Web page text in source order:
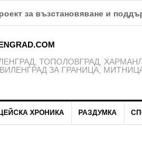
за възстановяване и
ТОПОЛОВГРАД,
ЗА ГРАНИЦА,
ХРОНИКА РАЗДУМКА